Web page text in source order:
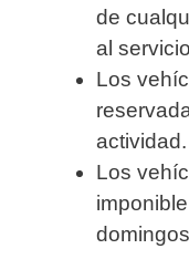
de
al
Los
actividad.
Los